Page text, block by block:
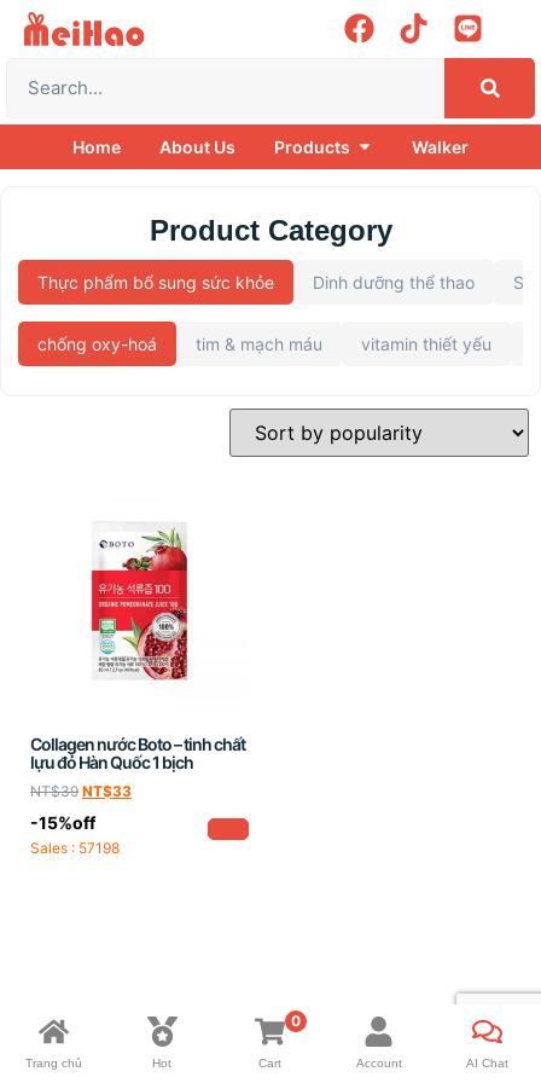
Home About Us Products Walker
Product Category
Dinh dưỡng thể thao
Thực phẩm bổ sung sức khỏe
tim & mạch máu vitamin thiết yếu
chống oxy-hoá
Collagen nước Boto – tinh chất
lựu đỏ Hàn Quốc 1 bịch
NT$39 NT$33
-15%off
Sales : 57198
Trang chủ Hot
0
Cart Account AI Chat